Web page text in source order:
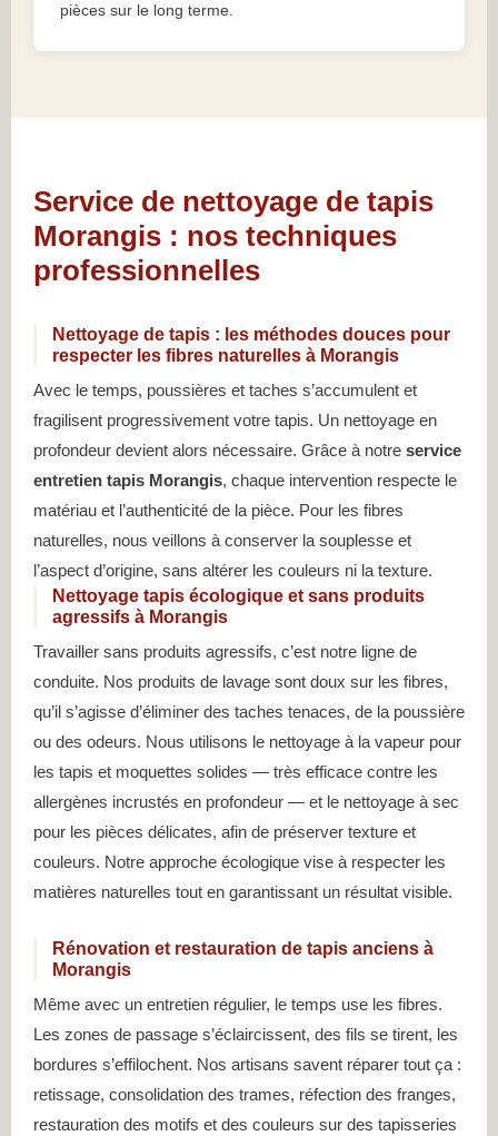
pièces sur le long terme.
Service de nettoyage de tapis
Morangis : nos techniques
professionnelles
Nettoyage de tapis : les méthodes douces pour
respecter les fibres naturelles à Morangis
Avec le temps, poussières et taches s’accumulent et
fragilisent progressivement votre tapis. Un nettoyage en
profondeur devient alors nécessaire. Grâce à notre service
entretien tapis Morangis, chaque intervention respecte le
matériau et l’authenticité de la pièce. Pour les fibres
naturelles, nous veillons à conserver la souplesse et
l’aspect d’origine, sans altérer les couleurs ni la texture.
Nettoyage tapis écologique et sans produits
agressifs à Morangis
Travailler sans produits agressifs, c’est notre ligne de
conduite. Nos produits de lavage sont doux sur les fibres,
qu’il s’agisse d’éliminer des taches tenaces, de la poussière
ou des odeurs. Nous utilisons le nettoyage à la vapeur pour
les tapis et moquettes solides — très efficace contre les
allergènes incrustés en profondeur — et le nettoyage à sec
pour les pièces délicates, afin de préserver texture et
couleurs. Notre approche écologique vise à respecter les
matières naturelles tout en garantissant un résultat visible.
Rénovation et restauration de tapis anciens à
Morangis
Même avec un entretien régulier, le temps use les fibres.
Les zones de passage s’éclaircissent, des fils se tirent, les
bordures s’effilochent. Nos artisans savent réparer tout ça :
retissage, consolidation des trames, réfection des franges,
restauration des motifs et des couleurs sur des tapisseries